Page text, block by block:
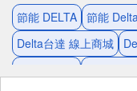
節能 DELTA 節能
Delta台達 線上商城